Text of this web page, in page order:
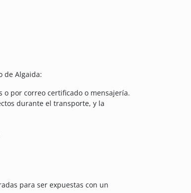
de Algaida:
por correo certificado o mensajería.
durante el transporte, y la
para ser expuestas con un